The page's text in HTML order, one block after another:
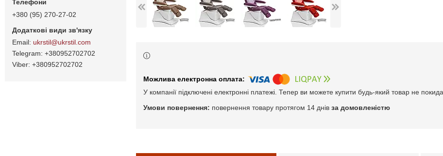
У компанії підключені електронні платежі. Тепер ви можете купити будь-який товар не
повернення товару протягом 14 днів за домовленістю
+380 (95) 270-27-02
ukrstil@ukrstil.com
+380952702702
+380952702702